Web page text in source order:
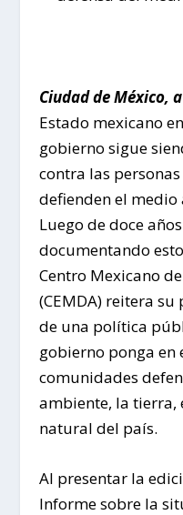
Ciudad de México,
Estado mexicano
gobierno sigue
contra las
defienden el
Luego de doce
documentando
Centro Mexicano
(CEMDA) reitera
de una política
gobierno ponga en
comunidades
ambiente, la
natural del país.
Al presentar la
Informe sobre la